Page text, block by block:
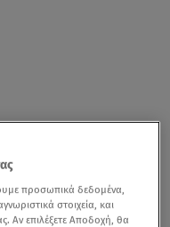
προσωπικά δεδομένα,
στοιχεία, και
Αν επιλέξετε Αποδοχή, θα